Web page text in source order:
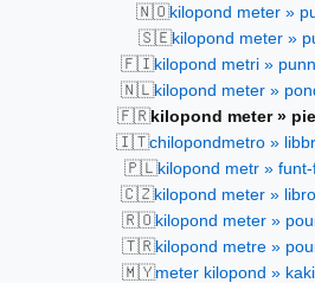
🇳🇴kilopond meter »
🇸🇪kilopond meter »
🇫🇮kilopond metri »
🇳🇱kilopond meter »
🇫🇷kilopond meter »
🇮🇹chilopondmetro »
🇵🇱kilopond metr »
🇨🇿kilopond meter »
🇷🇴kilopond meter »
🇹🇷kilopond metre »
🇲🇾meter kilopond »